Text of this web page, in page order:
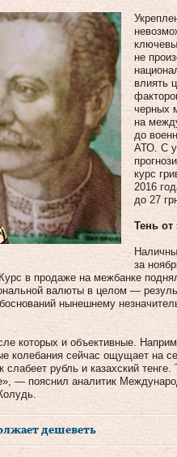
не
влиять
черных
на
до
АТО. С
курс
2016
до 27
Тень от
за
в продаже на межбанке
валюты в целом —
нынешнему
которых и объективные.
колебания сейчас ощущает на
рубль и казахский тенге.
— пояснил аналитик
дешеветь